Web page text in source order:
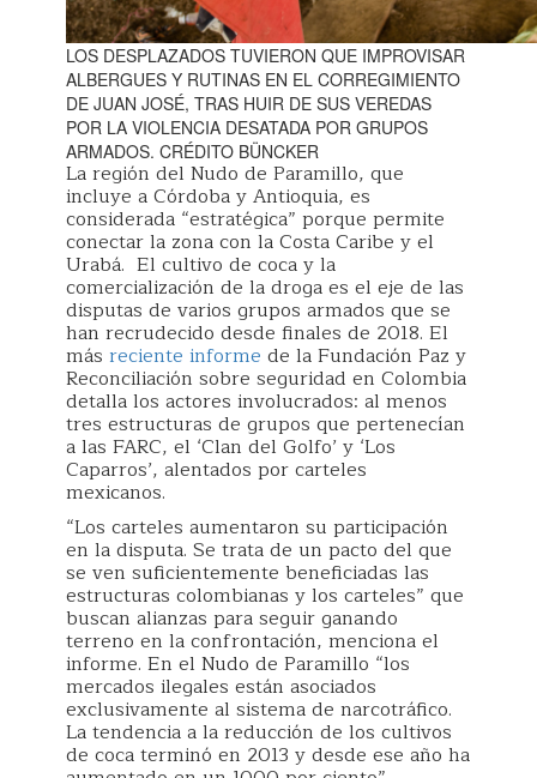
LOS DESPLAZADOS TUVIERON QUE IMPROVISAR
ALBERGUES Y RUTINAS EN EL CORREGIMIENTO
DE JUAN JOSÉ, TRAS HUIR DE SUS VEREDAS
POR LA VIOLENCIA DESATADA POR GRUPOS
ARMADOS. CRÉDITO BÜNCKER
La región del Nudo de Paramillo, que
incluye a Córdoba y Antioquia, es
considerada “estratégica” porque permite
conectar la zona con la Costa Caribe y el
Urabá. El cultivo de coca y la
comercialización de la droga es el eje de las
disputas de varios grupos armados que se
han recrudecido desde finales de 2018. El
más reciente informe de la Fundación Paz y
Reconciliación sobre seguridad en Colombia
detalla los actores involucrados: al menos
tres estructuras de grupos que pertenecían
a las FARC, el ‘Clan del Golfo’ y ‘Los
Caparros’, alentados por carteles
mexicanos.
“Los carteles aumentaron su participación
en la disputa. Se trata de un pacto del que
se ven suficientemente beneficiadas las
estructuras colombianas y los carteles” que
buscan alianzas para seguir ganando
terreno en la confrontación, menciona el
informe. En el Nudo de Paramillo “los
mercados ilegales están asociados
exclusivamente al sistema de narcotráfico.
La tendencia a la reducción de los cultivos
de coca terminó en 2013 y desde ese año ha